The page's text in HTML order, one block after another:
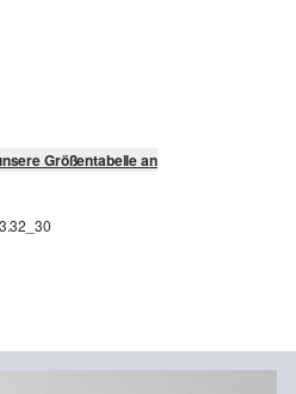
Größentabelle an
in Höhe von 3,95 € an. Fashion